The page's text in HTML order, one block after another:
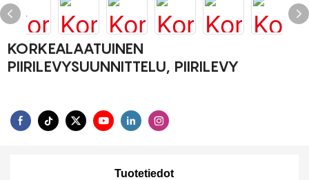
KORKEALAATUINEN
PIIRILEVYSUUNNITTELU, PIIRILEVY
Tuotetiedot